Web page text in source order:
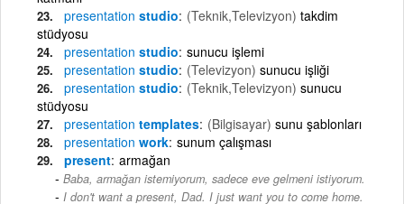
presentation studio (Teknik,Televizyon) takdim
stüdyosu
presentation studio sunucu işlemi
presentation studio (Televizyon) sunucu işliği
presentation studio (Teknik,Televizyon) sunucu
stüdyosu
presentation templates (Bilgisayar) sunu şablonları
presentation work sunum çalışması
present armağan
Baba, armağan istemiyorum, sadece eve gelmeni istiyorum.
- I don't want a present, Dad. I just want you to come home.